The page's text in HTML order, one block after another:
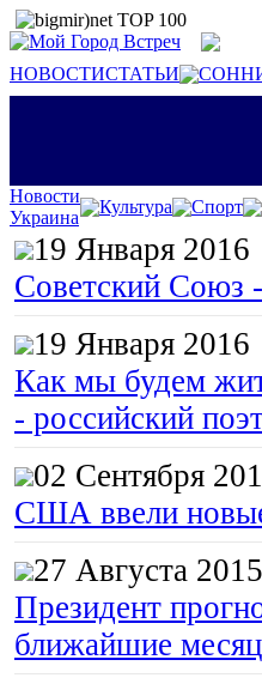
НОВОСТИСТАТЬИ
Новости
Украина
Культура Спорт
19 Января 2016
Советский Союз
19 Января 2016
Как мы будем
- российский
02 Сентября
США ввели
27 Августа 2015
Президент
ближайшие